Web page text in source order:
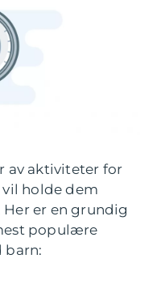
av aktiviteter for
vil holde dem
er en grundig
populære
barn: